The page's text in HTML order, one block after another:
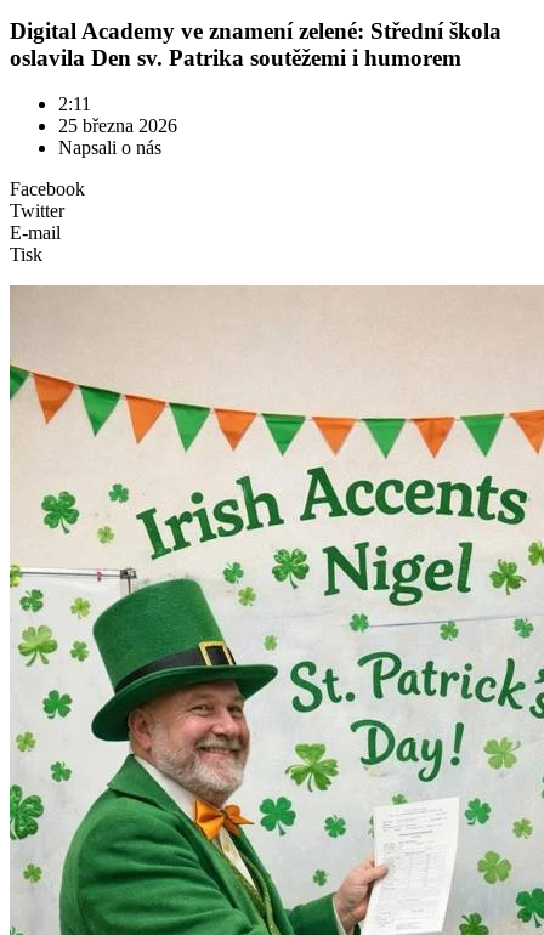
Digital Academy ve znamení zelené: Střední škola
oslavila Den sv. Patrika soutěžemi i humorem
2:11
25 března 2026
Napsali o nás
Facebook
Twitter
E-mail
Tisk